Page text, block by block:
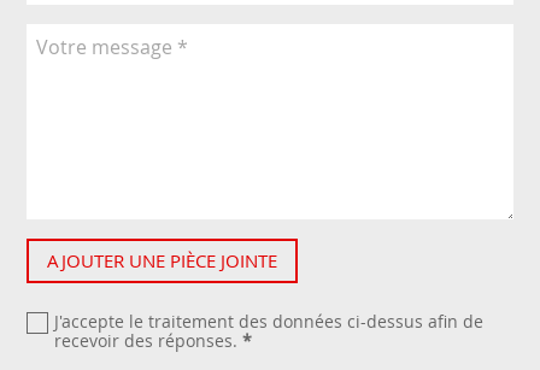
AJOUTER UNE PIÈCE JOINTE
J'accepte le traitement des données ci-dessus afin de
recevoir des réponses. *